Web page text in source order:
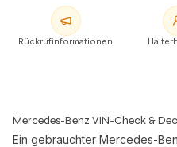
Rückrufinformationen
Mercedes-Benz VIN-Check &
Ein gebrauchter Mercedes-